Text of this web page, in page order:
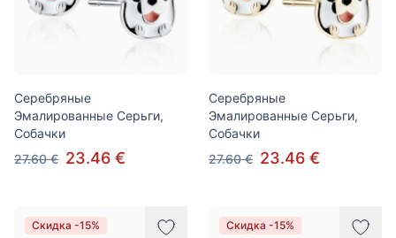
Серебряные
Эмалированные Серьги,
Собачки
27.60 € 23.46 €
Серебряные
Эмалированные Серьги,
Собачки
27.60 € 23.46 €
Скидка -15% Скидка -15%